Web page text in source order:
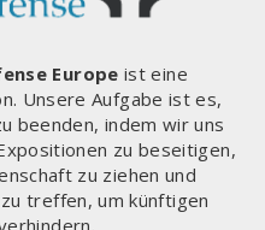
Europe ist eine
Unsere Aufgabe ist es,
beenden, indem wir uns
zu beseitigen,
zu ziehen und
treffen, um künftigen